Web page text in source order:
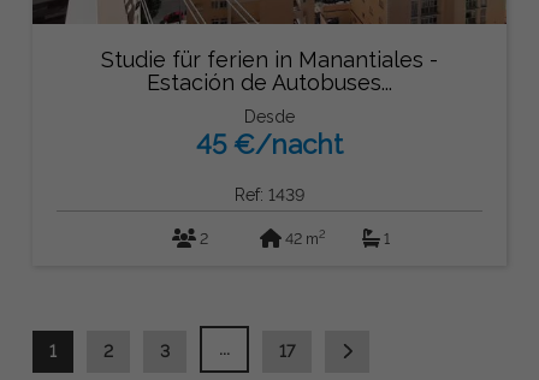
Studie für ferien in Manantiales -
Estación de Autobuses...
Desde
45 €/nacht
Ref: 1439
2 42 m2 1
1 2 3 ... 17